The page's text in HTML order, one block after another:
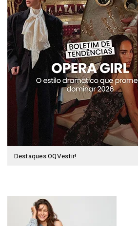
Destaques OQVestir!